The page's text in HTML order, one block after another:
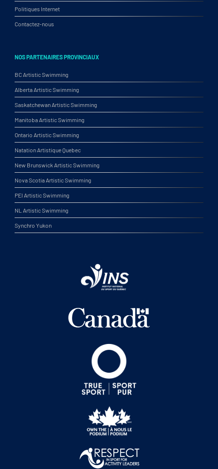
Politiques Internet
Contactez-nous
NOS PARTENAIRES PROVINCIAUX
BC Artistic Swimming
Alberta Artistic Swimming
Saskatchewan Artistic Swimming
Manitoba Artistic Swimming
Ontario Artistic Swimming
Natation Artistique Quebec
New Brunswick Artistic Swimming
Nova Scotia Artistic Swimming
PEI Artistic Swimming
NL Artistic Swimming
Synchro Yukon